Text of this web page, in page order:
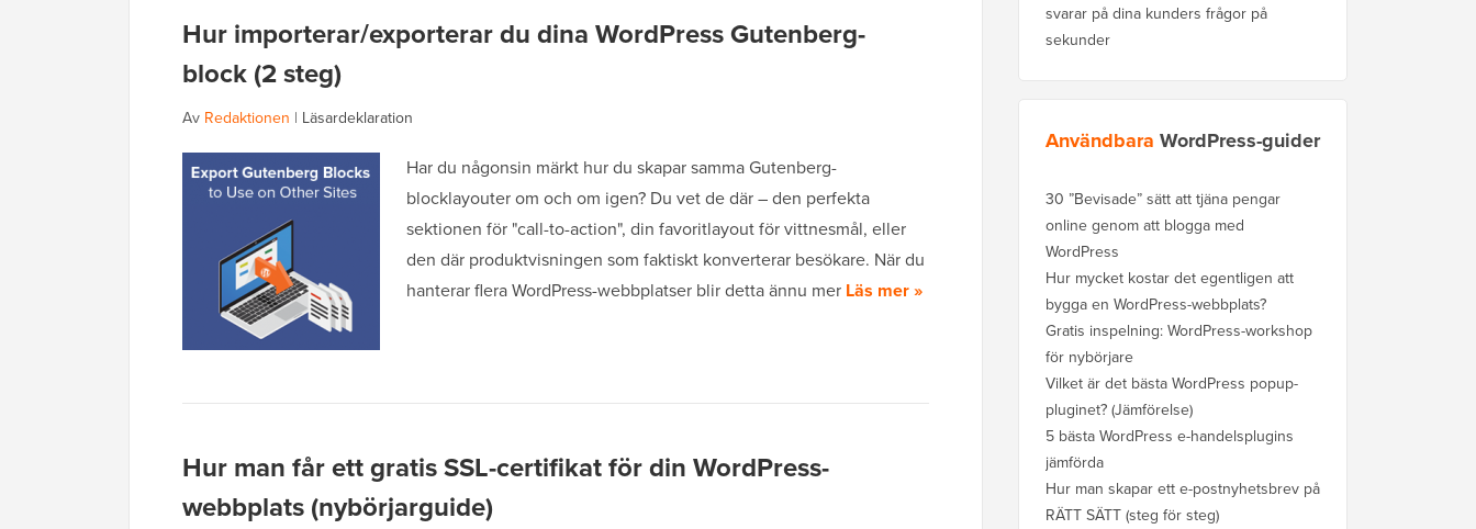
Hur importerar/exporterar du dina WordPress Gutenberg-
block (2 steg)
Av Redaktionen | Läsardeklaration
Har du någonsin märkt hur du skapar samma Gutenberg-
blocklayouter om och om igen? Du vet de där – den perfekta
sektionen för "call-to-action", din favoritlayout för vittnesmål, eller
den där produktvisningen som faktiskt konverterar besökare. När du
hanterar flera WordPress-webbplatser blir detta ännu mer Läs mer »
Hur man får ett gratis SSL-certifikat för din WordPress-
webbplats (nybörjarguide)
svarar på dina kunders frågor på
sekunder
Användbara WordPress-guider
30 ”Bevisade” sätt att tjäna pengar
online genom att blogga med
WordPress
Hur mycket kostar det egentligen att
bygga en WordPress-webbplats?
Gratis inspelning: WordPress-workshop
för nybörjare
Vilket är det bästa WordPress popup-
pluginet? (Jämförelse)
5 bästa WordPress e-handelsplugins
jämförda
Hur man skapar ett e-postnyhetsbrev på
RÄTT SÄTT (steg för steg)